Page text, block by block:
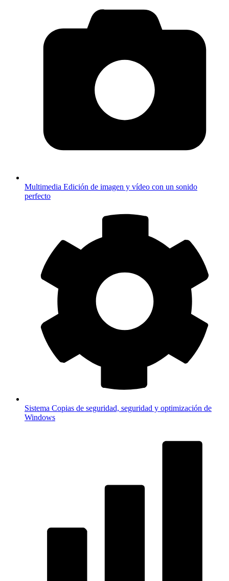
Multimedia Edición de imagen y vídeo con un sonido
perfecto
Sistema Copias de seguridad, seguridad y optimización de
Windows